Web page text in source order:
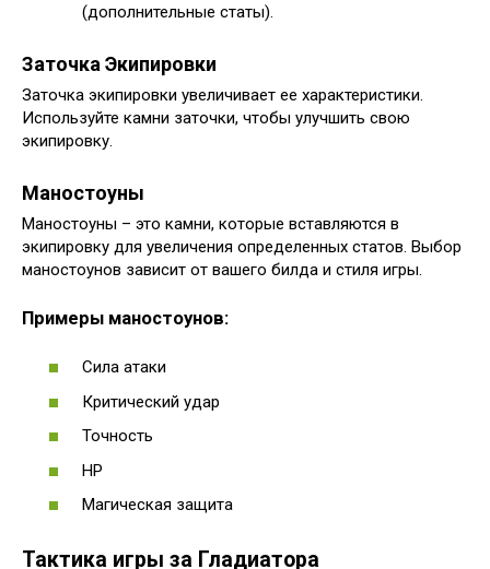
(дополнительные статы).
Заточка Экипировки
Заточка экипировки увеличивает ее характеристики.
Используйте камни заточки, чтобы улучшить свою
экипировку.
Маностоуны
Маностоуны – это камни, которые вставляются в
экипировку для увеличения определенных статов. Выбор
маностоунов зависит от вашего билда и стиля игры.
Примеры маностоунов:
Сила атаки
Критический удар
Точность
HP
Магическая защита
Тактика игры за Гладиатора